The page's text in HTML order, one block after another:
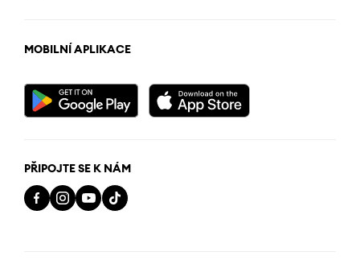
MOBILNÍ APLIKACE
PŘIPOJTE SE K NÁM